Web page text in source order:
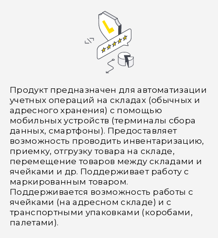
Продукт предназначен для автоматизации
учетных операций на складах (обычных и
адресного хранения) с помощью
мобильных устройств (терминалы сбора
данных, смартфоны). Предоставляет
возможность проводить инвентаризацию,
приемку, отгрузку товара на складе,
перемещение товаров между складами и
ячейками и др. Поддерживает работу с
маркированным товаром.
Поддерживается возможность работы с
ячейками (на адресном складе) и с
транспортными упаковками (коробами,
палетами).